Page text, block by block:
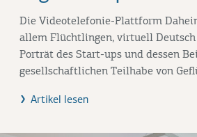
Die Videotelefonie-Plattform
allem Flüchtlingen, virtuell Deutsch
Porträt des Start-ups und dessen
gesellschaftlichen Teilhabe von
Artikel lesen